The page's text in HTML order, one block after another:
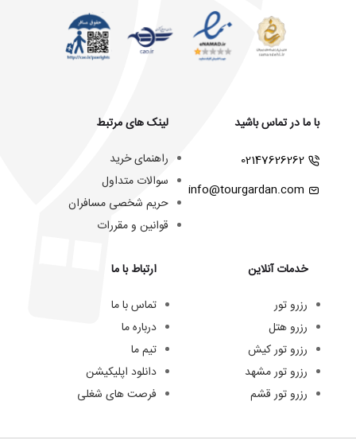
با ما در تماس باشید
02147626262
info@tourgardan.com
خدمات آنلاین
رزرو تور
رزرو هتل
رزرو تور کیش
رزرو تور مشهد
رزرو تور قشم
لینک های مرتبط
راهنمای خرید
سوالات متداول
حریم شخصی مسافران
قوانین و مقررات
ارتباط با ما
تماس با ما
درباره ما
تیم ما
دانلود اپلیکیشن
فرصت های شغلی